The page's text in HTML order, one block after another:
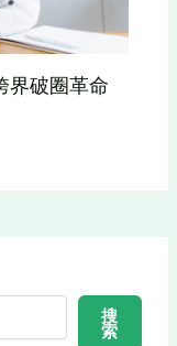
界破圈革命
搜
索